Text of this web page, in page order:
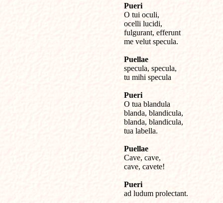
Pueri
O tui oculi,
ocelli lucidi,
fulgurant, efferunt
me velut specula.
Puellae
specula, specula,
tu mihi specula
Pueri
O tua blandula
blanda, blandicula,
blanda, blandicula,
tua labella.
Puellae
Cave, cave,
cave, cavete!
Pueri
ad ludum prolectant.